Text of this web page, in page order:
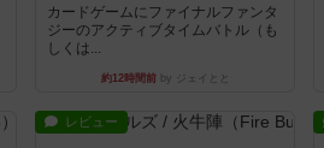
カードゲームにファイナルファンタ
ジーのアクティブタイムバトル（も
しくは...
約12時間前by ジェイとと
レビュー